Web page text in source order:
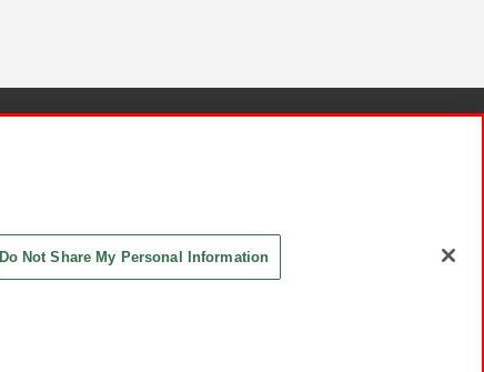
Do Not Share My Personal Information